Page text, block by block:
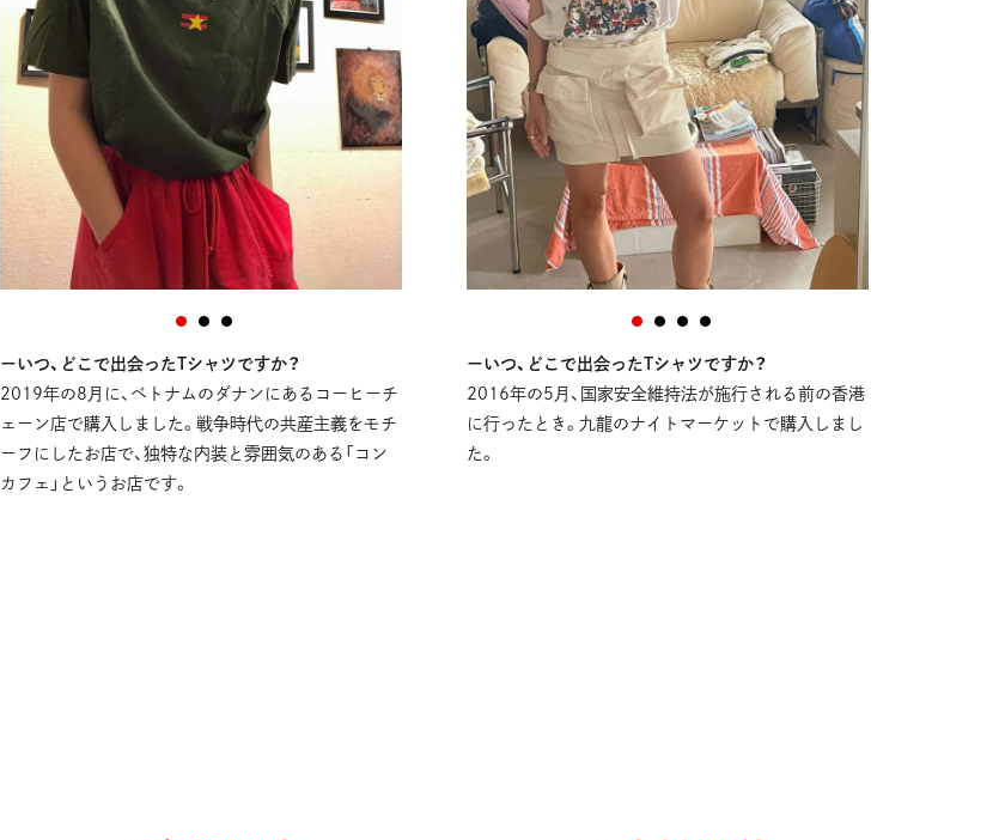
ーいつ、どこで出会ったTシャツですか？
2019年の8月に、ベトナムのダナンにあるコーヒーチ
ェーン店で購入しました。戦争時代の共産主義をモチ
ーフにしたお店で、独特な内装と雰囲気のある「コン
カフェ」というお店です。
ーいつ、どこで出会ったTシャツですか？
2016年の5月、国家安全維持法が施行される前の香港
に行ったとき。九龍のナイトマーケットで購入しまし
た。